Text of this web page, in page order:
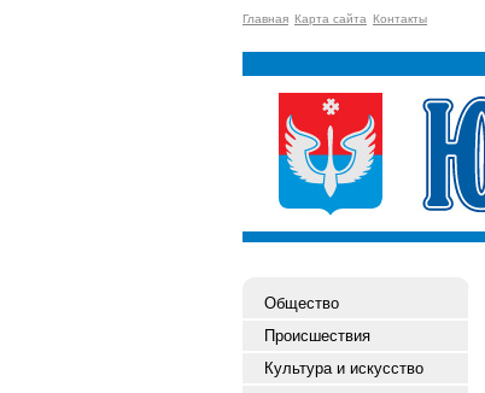
Главная Карта сайта Контакты
Общество
Происшествия
Культура и искусство